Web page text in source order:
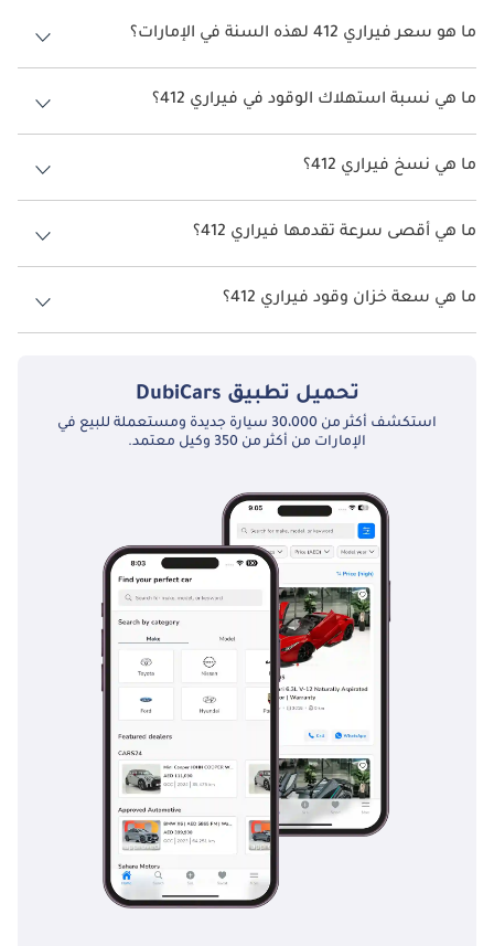
المحركات
الصيانة
احتاجت فيراري 412 إلى صيانة دقيقة لمحرك V12، بما في ذلك متابعة
تنافست فيراري 412 مع سيارات GT الفاخرة مثل أستون مارتن
لاجوندا، ومازيراتي كواتروبورتي، وجاكوار XJ12. قدمت أستون مارتن
استهدفت جاكوار الراحة، لكن فيراري تميزت بتراثها الرياضي مع محرك
ما هو سعر فيراري 412 لهذه السنة في الإمارات؟
فيراري 412 لهذه السنة في الإمارات هو TBD.
ما هي نسبة استهلاك الوقود في فيراري 412؟
اقترحت الشركة المصنعة أن تكون نسبة توفير استهلاك الوقود لسيارة
فيراري 412 هو TBD.
ما هي نسخ فيراري 412؟
نسخ فيراري 412 هي .
ما هي أقصى سرعة تقدمها فيراري 412؟
السرعة القصوى فيراري 412 هي TBD.
ما هي سعة خزان وقود فيراري 412؟
تبلغ سعة خزان الوقود في فيراري 412 TBD.
تحميل تطبيق DubiCars
استكشف أكثر من 30،000 سيارة جديدة ومستعملة للبيع في
الإمارات من أكثر من 350 وكيل معتمد.